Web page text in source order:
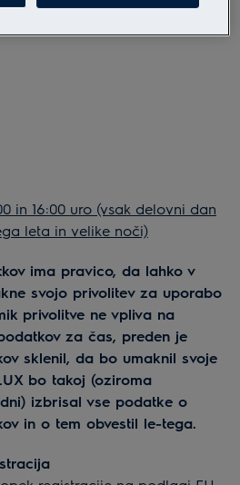
in 16:00 uro (vsak delovni dan
leta in velike noči)
ima pravico, da lahko v
svojo privolitev za uporabo
privolitve ne vpliva na
za čas, preden je
sklenil, da bo umaknil svoje
bo takoj (oziroma
izbrisal vse podatke o
in o tem obvestil le-tega.